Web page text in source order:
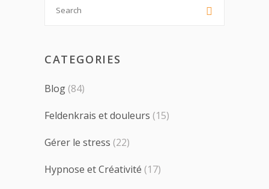

CATEGORIES
Blog (84)
Feldenkrais et douleurs (15)
Gérer le stress (22)
Hypnose et Créativité (17)